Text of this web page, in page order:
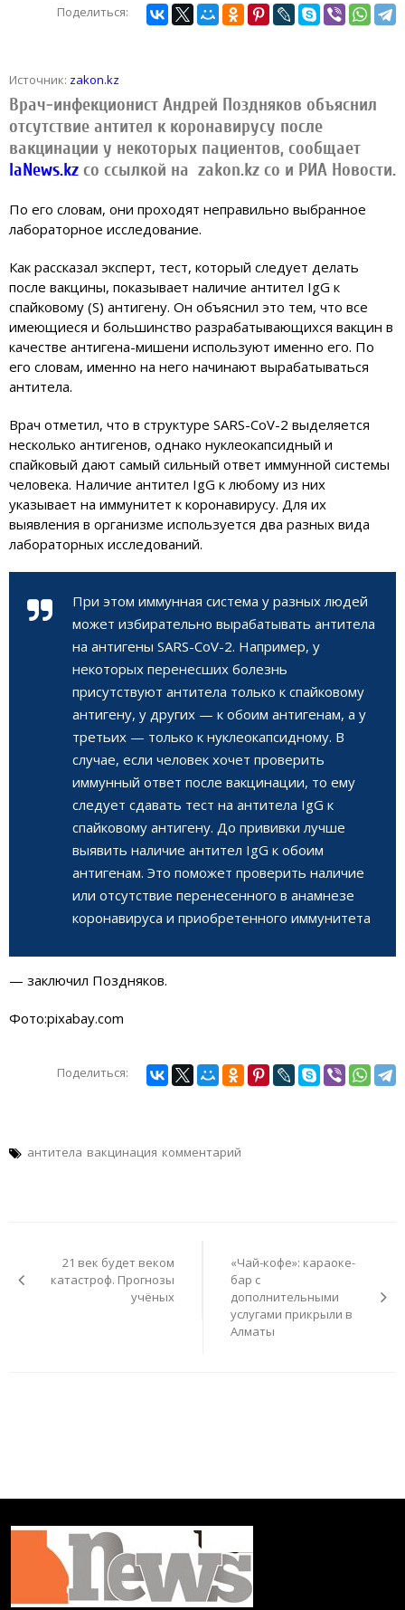
Поделиться:
Источник: zakon.kz
Врач-инфекционист Андрей Поздняков объяснил
отсутствие антител к коронавирусу после
вакцинации у некоторых пациентов, сообщает
IaNews.kz со ссылкой на zakon.kz со и РИА Новости.
По его словам, они проходят неправильно выбранное
лабораторное исследование.
Как рассказал эксперт, тест, который следует делать
после вакцины, показывает наличие антител IgG к
спайковому (S) антигену. Он объяснил это тем, что все
имеющиеся и большинство разрабатывающихся вакцин в
качестве антигена-мишени используют именно его. По
его словам, именно на него начинают вырабатываться
антитела.
Врач отметил, что в структуре SARS-CoV-2 выделяется
несколько антигенов, однако нуклеокапсидный и
спайковый дают самый сильный ответ иммунной системы
человека. Наличие антител IgG к любому из них
указывает на иммунитет к коронавирусу. Для их
выявления в организме используется два разных вида
лабораторных исследований.
При этом иммунная система у разных людей
может избирательно вырабатывать антитела
на антигены SARS-CoV-2. Например, у
некоторых перенесших болезнь
присутствуют антитела только к спайковому
антигену, у других — к обоим антигенам, а у
третьих — только к нуклеокапсидному. В
случае, если человек хочет проверить
иммунный ответ после вакцинации, то ему
следует сдавать тест на антитела IgG к
спайковому антигену. До прививки лучше
выявить наличие антител IgG к обоим
антигенам. Это поможет проверить наличие
или отсутствие перенесенного в анамнезе
коронавируса и приобретенного иммунитета
— заключил Поздняков.
Фото:pixabay.com
Поделиться:
антитела вакцинация комментарий
записям21 век будет веком
катастроф. Прогнозы
учёных
«Чай-кофе»: караоке-
бар с
дополнительными
услугами прикрыли в
Алматы